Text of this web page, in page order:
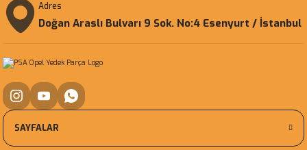
Adres
Doğan Araslı Bulvarı 9 Sok. No:4 Esenyurt / İstanbul
SAYFALAR